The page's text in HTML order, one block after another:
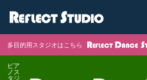
多目的用スタジオはこちら
ピア
ノス
タジ